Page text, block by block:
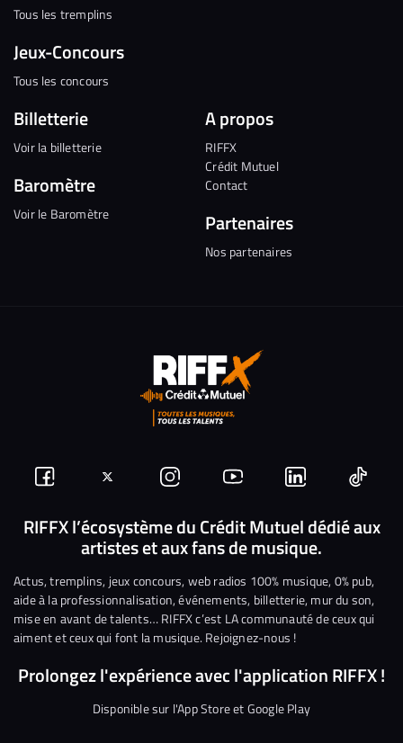
Tous les tremplins
Jeux-Concours
Tous les concours
Billetterie
Voir la billetterie
Baromètre
Voir le Baromètre
A propos
RIFFX
Crédit Mutuel
Contact
Partenaires
Nos partenaires
Suivez-
nous
Facebook
Suivez-
nous
sur
Twitter
Nous
rejoindre
sur
Instagram
Nous
rejoindre
sur
YouTube
Nous
rejoindre
sur
Linkedin
Nous
RIFFX l’écosystème du Crédit Mutuel dédié aux
artistes et aux fans de musique.
Actus, tremplins, jeux concours, web radios 100% musique, 0% pub,
aide à la professionnalisation, événements, billetterie, mur du son,
mise en avant de talents… RIFFX c’est LA communauté de ceux qui
aiment et ceux qui font la musique. Rejoignez-nous !
Prolongez l'expérience avec l'application RIFFX !
Disponible sur l'App Store et Google Play